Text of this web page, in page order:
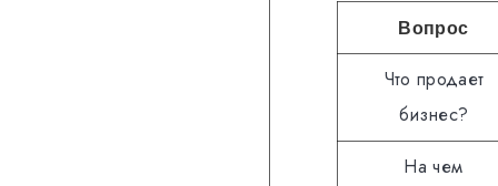
Вопрос
Что продает
бизнес?
На чем